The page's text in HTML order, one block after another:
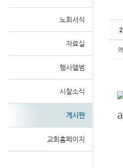
노회서식
자료실
행사앨범
시찰소식
게시판
교회홈페이지
스케치